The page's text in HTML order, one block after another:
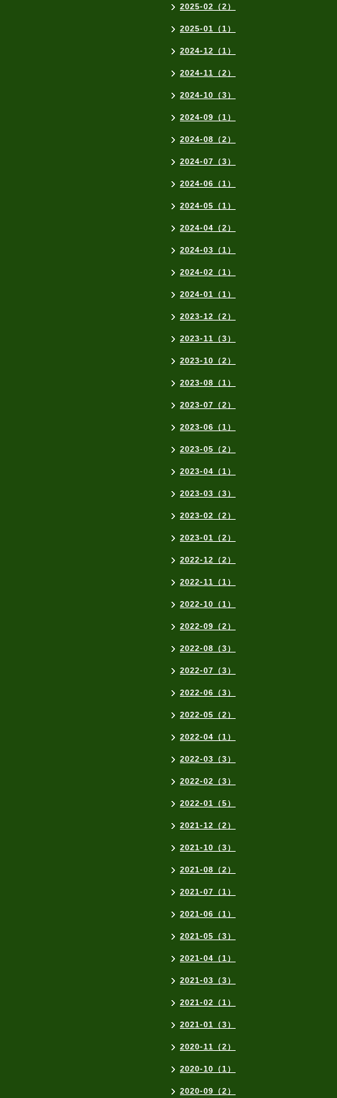
2025-02（2）
2025-01（1）
2024-12（1）
2024-11（2）
2024-10（3）
2024-09（1）
2024-08（2）
2024-07（3）
2024-06（1）
2024-05（1）
2024-04（2）
2024-03（1）
2024-02（1）
2024-01（1）
2023-12（2）
2023-11（3）
2023-10（2）
2023-08（1）
2023-07（2）
2023-06（1）
2023-05（2）
2023-04（1）
2023-03（3）
2023-02（2）
2023-01（2）
2022-12（2）
2022-11（1）
2022-10（1）
2022-09（2）
2022-08（3）
2022-07（3）
2022-06（3）
2022-05（2）
2022-04（1）
2022-03（3）
2022-02（3）
2022-01（5）
2021-12（2）
2021-10（3）
2021-08（2）
2021-07（1）
2021-06（1）
2021-05（3）
2021-04（1）
2021-03（3）
2021-02（1）
2021-01（3）
2020-11（2）
2020-10（1）
2020-09（2）